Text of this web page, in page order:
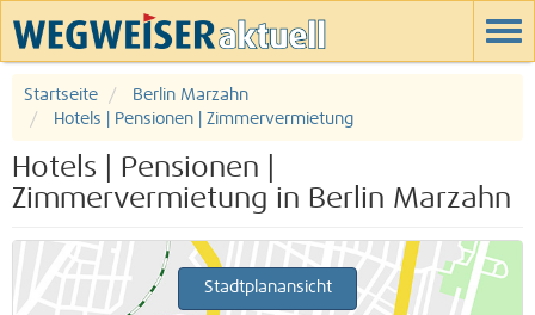
Startseite
Berlin Marzahn
Hotels | Pensionen | Zimmervermietung
Hotels | Pensionen |
Zimmervermietung in Berlin Marzahn
Stadtplanansicht